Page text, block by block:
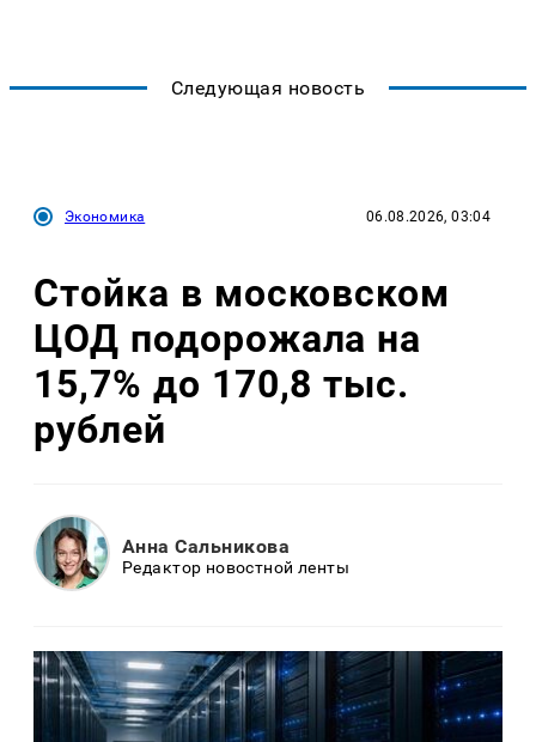
Следующая новость
Экономика 06.08.2026, 03:04
Стойка в московском
ЦОД подорожала на
15,7% до 170,8 тыс.
рублей
Анна Сальникова
Редактор новостной ленты